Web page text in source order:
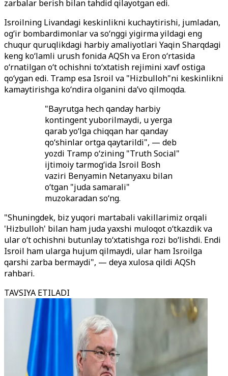
zarbalar berish bilan tahdid qilayotgan edi.
Isroilning Livandagi keskinlikni kuchaytirishi, jumladan,
og‘ir bombardimonlar va so‘nggi yigirma yildagi eng
chuqur quruqlikdagi harbiy amaliyotlari Yaqin Sharqdagi
keng ko‘lamli urush fonida AQSh va Eron o‘rtasida
o‘rnatilgan o‘t ochishni to‘xtatish rejimini xavf ostiga
qo‘ygan edi. Tramp esa Isroil va "Hizbulloh"ni keskinlikni
kamaytirishga ko‘ndira olganini da’vo qilmoqda.
"Bayrutga hech qanday harbiy
kontingent yuborilmaydi, u yerga
qarab yo‘lga chiqqan har qanday
qo‘shinlar ortga qaytarildi", — deb
yozdi Tramp o‘zining "Truth Social"
ijtimoiy tarmog‘ida Isroil Bosh
vaziri Benyamin Netanyaxu bilan
o‘tgan "juda samarali"
muzokaradan so‘ng.
"Shuningdek, biz yuqori martabali vakillarimiz orqali
'Hizbulloh' bilan ham juda yaxshi muloqot o‘tkazdik va
ular o‘t ochishni butunlay to‘xtatishga rozi bo‘lishdi. Endi
Isroil ham ularga hujum qilmaydi, ular ham Isroilga
qarshi zarba bermaydi", — deya xulosa qildi AQSh
rahbari.
TAVSIYA ETILADI